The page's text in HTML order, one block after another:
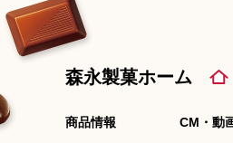
森永製菓ホーム
商品情報 CM・動